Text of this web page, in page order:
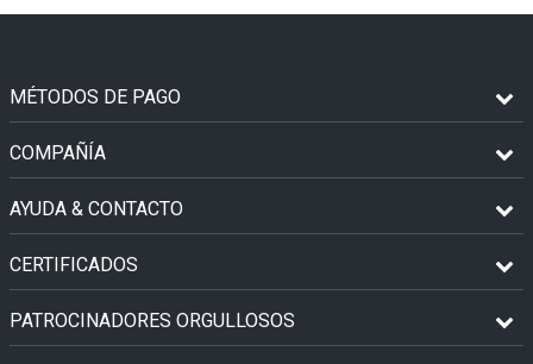
MÉTODOS DE PAGO
COMPAÑÍA
AYUDA & CONTACTO
CERTIFICADOS
PATROCINADORES ORGULLOSOS